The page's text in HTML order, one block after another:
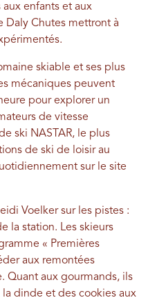
enfants et aux
Daly Chutes mettront à
skiable et ses plus
mécaniques peuvent
pour explorer un
de vitesse
ski NASTAR, le plus
de ski de loisir au
sur le site
Voelker sur les pistes :
la station. Les skieurs
« Premières
aux remontées
Quant aux gourmands, ils
dinde et des cookies aux